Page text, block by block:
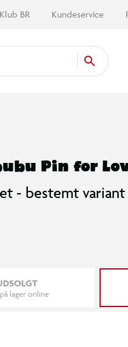
Klub BR Kundeservice
Pin for
- bestemt variant
lager online